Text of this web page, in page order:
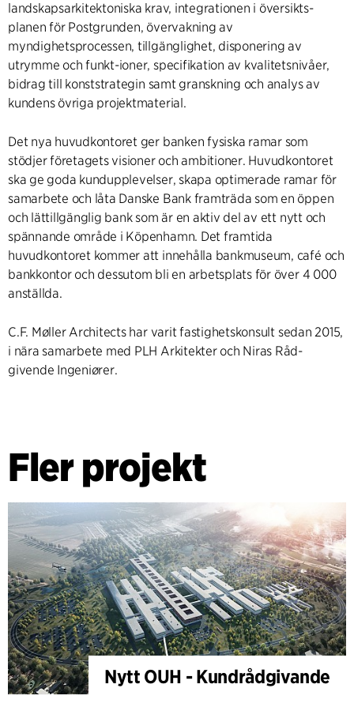
landskapsarkitektoniska krav, integrationen i översikts-
planen för Postgrunden, övervakning av
myndighetsprocessen, tillgänglighet, disponering av
utrymme och funkt-ioner, specifikation av kvalitetsnivåer,
bidrag till konststrategin samt granskning och analys av
kundens övriga projektmaterial.
Det nya huvudkontoret ger banken fysiska ramar som
stödjer företagets visioner och ambitioner. Huvudkontoret
ska ge goda kundupplevelser, skapa optimerade ramar för
samarbete och låta Danske Bank framträda som en öppen
och lättillgänglig bank som är en aktiv del av ett nytt och
spännande område i Köpenhamn. Det framtida
huvudkontoret kommer att innehålla bankmuseum, café och
bankkontor och dessutom bli en arbetsplats för över 4 000
anställda.
C.F. Møller Architects har varit fastighetskonsult sedan 2015,
i nära samarbete med PLH Arkitekter och Niras Råd-
givende Ingeniører.
Fler projekt
Nytt OUH - Kundrådgivande